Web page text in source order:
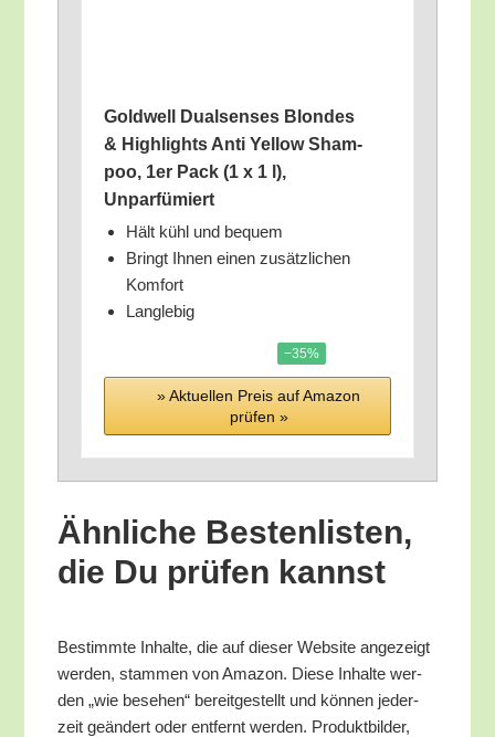
Gold­well Dual­sen­ses Blon­des
& High­lights Anti Yel­low Sham­
poo, 1er Pack (1 x 1 l),
Unparfümiert
Hält kühl und bequem
Bringt Ihnen einen zusätz­li­chen
Komfort
Lang­le­big
−35%
» Aktu­el­len Preis auf Ama­zon
prü­fen »
Ähn­li­che Bes­ten­lis­ten,
die Du prü­fen kannst
Bestimm­te Inhal­te, die auf die­ser Web­site ange­zeigt
wer­den, stam­men von Ama­zon. Die­se Inhal­te wer­
den „wie bese­hen“ bereit­ge­stellt und kön­nen jeder­
zeit geän­dert oder ent­fernt wer­den. Pro­dukt­bil­der,